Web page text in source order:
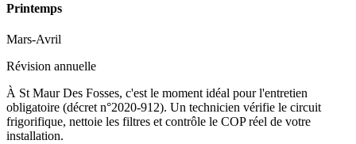
Printemps
Mars-Avril
Révision annuelle
À St Maur Des Fosses, c'est le moment idéal pour l'entretien
obligatoire (décret n°2020-912). Un technicien vérifie le circuit
frigorifique, nettoie les filtres et contrôle le COP réel de votre
installation.